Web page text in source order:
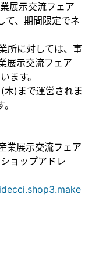
展示交流フェア
て、期間限定でネ
所に対しては、事
展示交流フェア
ます。
木)まで運営されま
業展示交流フェア
ョップアドレ